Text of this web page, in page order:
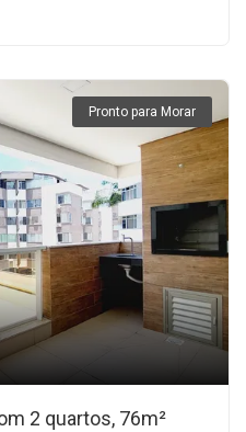
Pronto para Morar
2 quartos, 76m²